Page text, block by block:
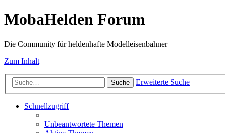
MobaHelden Forum
Die Community für heldenhafte Modelleisenbahner
Zum Inhalt
Suche Erweiterte Suche
Schnellzugriff
Unbeantwortete Themen